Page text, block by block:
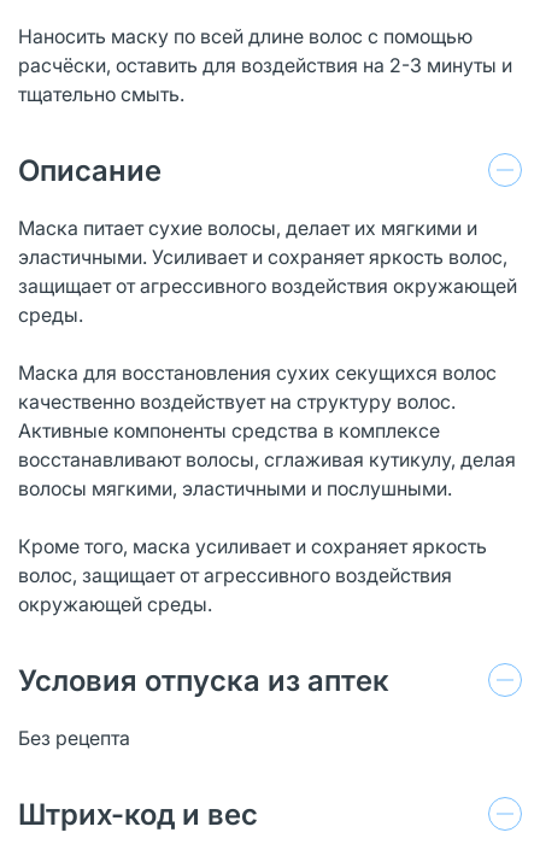
Наносить маску по всей длине волос c помощью
расчёски, оставить для воздействия на 2-3 минуты и
тщательно смыть.
Описание
Маска питает сухие волосы, делает их мягкими и
эластичными. Усиливает и сохраняет яркость волос,
защищает от агрессивного воздействия окружающей
среды.
Маска для восстановления сухих секущихся волос
качественно воздействует на структуру волос.
Активные компоненты средства в комплексе
восстанавливают волосы, сглаживая кутикулу, делая
волосы мягкими, эластичными и послушными.
Кроме того, маска усиливает и сохраняет яркость
волос, защищает от агрессивного воздействия
окружающей среды.
Условия отпуска из аптек
Без рецепта
Штрих-код и вес